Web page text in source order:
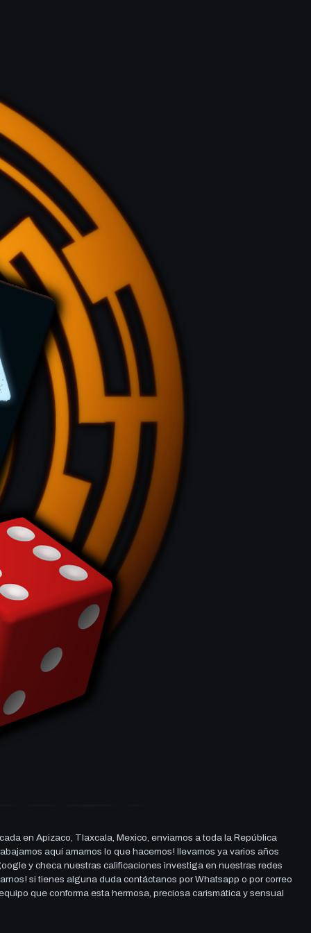
en Apizaco, Tlaxcala, Mexico, enviamos a toda la República
aquí amamos lo que hacemos! llevamos ya varios años
y checa nuestras calificaciones investiga en nuestras redes
si tienes alguna duda contáctanos por Whatsapp o por correo
que conforma esta hermosa, preciosa carismática y sensual